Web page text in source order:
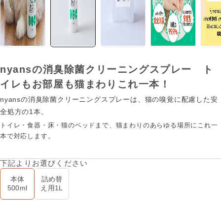
nyansの消臭除菌クリーニングスプレー ト
イレもお部屋も猫まわりこれ一本！
nyansの消臭除菌クリーニングスプレーは、猫の嗅覚に配慮した安
全処方の1本。
トイレ・食器・床・猫のベッドまで、猫まわりのあらゆる場所にこれ一
本で対応します。
下記よりお選びください
本体
500ml
詰め替
え用1L